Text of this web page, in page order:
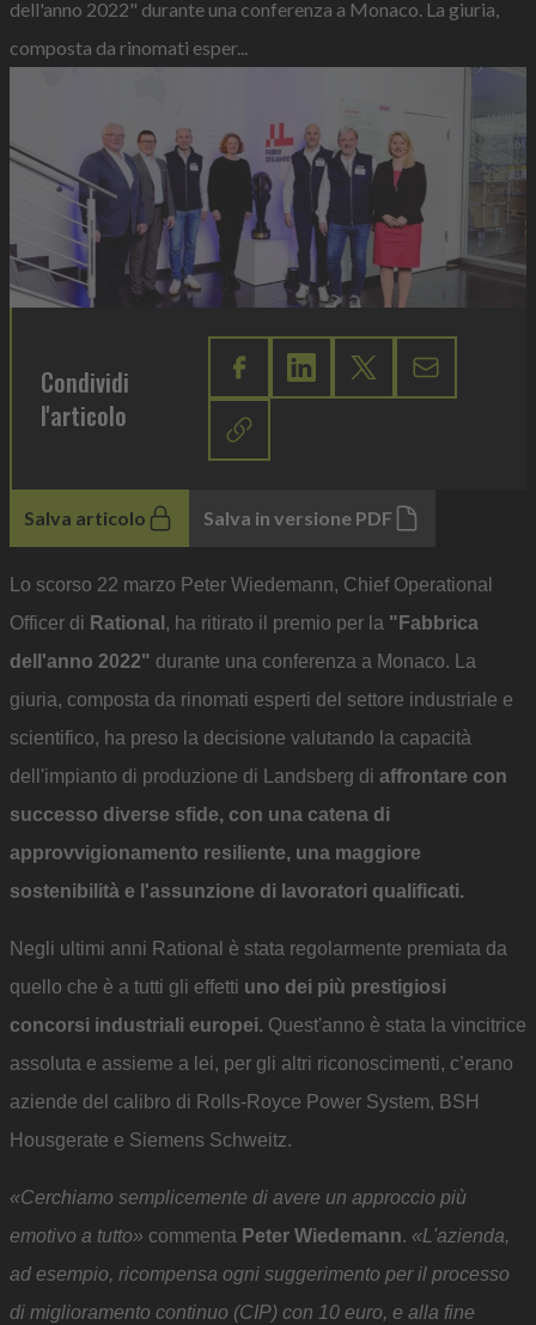
dell'anno 2022" durante una conferenza a Monaco. La giuria,
composta da rinomati esper...
Condividi
l'articolo
Salva articolo Salva in versione PDF
Lo scorso 22 marzo Peter Wiedemann, Chief Operational
Officer di Rational , ha ritirato il premio per la "Fabbrica
dell'anno 2022" durante una conferenza a Monaco. La
giuria, composta da rinomati esperti del settore industriale e
scientifico, ha preso la decisione valutando la capacità
dell'impianto di produzione di Landsberg di affrontare con
successo diverse sfide, con una catena di
approvvigionamento resiliente, una maggiore
sostenibilità e l'assunzione di lavoratori qualificati.
Negli ultimi anni Rational è stata regolarmente premiata da
quello che è a tutti gli effetti uno dei più prestigiosi
concorsi industriali europei. Quest'anno è stata la vincitrice
assoluta e assieme a lei, per gli altri riconoscimenti, c’erano
aziende del calibro di Rolls-Royce Power System, BSH
Housgerate e Siemens Schweitz.
«Cerchiamo semplicemente di avere un approccio più
emotivo a tutto» commenta Peter Wiedemann. «L'azienda,
ad esempio, ricompensa ogni suggerimento per il processo
di miglioramento continuo (CIP) con 10 euro, e alla fine